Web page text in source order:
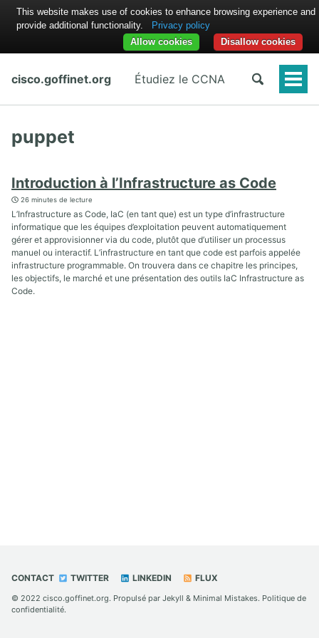
cisco.goffinet.org Étudiez le CCNA
puppet
Introduction à l’Infrastructure as Code
26 minutes de lecture
L’Infrastructure as Code, IaC (en tant que) est un type d’infrastructure
informatique que les équipes d’exploitation peuvent automatiquement
gérer et approvisionner via du code, plutôt que d’utiliser un processus
manuel ou interactif. L’infrastructure en tant que code est parfois appelée
infrastructure programmable. On trouvera dans ce chapitre les principes,
les objectifs, le marché et une présentation des outils IaC Infrastructure as
Code.
CONTACT TWITTER LINKEDIN FLUX
© 2022 cisco.goffinet.org. Propulsé par Jekyll & Minimal Mistakes. Politique de
confidentialité.
This website makes use of cookies to enhance browsing experience and
provide additional functionality.
Privacy policy
Disallow cookies
Allow cookies